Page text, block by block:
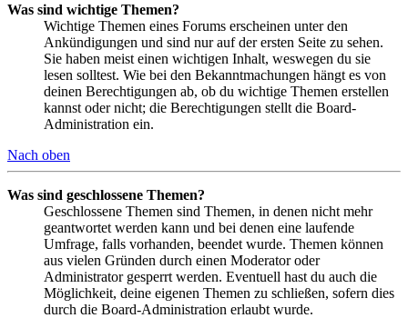
Was sind wichtige Themen?
Wichtige Themen eines Forums erscheinen unter den
Ankündigungen und sind nur auf der ersten Seite zu sehen.
Sie haben meist einen wichtigen Inhalt, weswegen du sie
lesen solltest. Wie bei den Bekanntmachungen hängt es von
deinen Berechtigungen ab, ob du wichtige Themen erstellen
kannst oder nicht; die Berechtigungen stellt die Board-
Administration ein.
Nach oben
Was sind geschlossene Themen?
Geschlossene Themen sind Themen, in denen nicht mehr
geantwortet werden kann und bei denen eine laufende
Umfrage, falls vorhanden, beendet wurde. Themen können
aus vielen Gründen durch einen Moderator oder
Administrator gesperrt werden. Eventuell hast du auch die
Möglichkeit, deine eigenen Themen zu schließen, sofern dies
durch die Board-Administration erlaubt wurde.